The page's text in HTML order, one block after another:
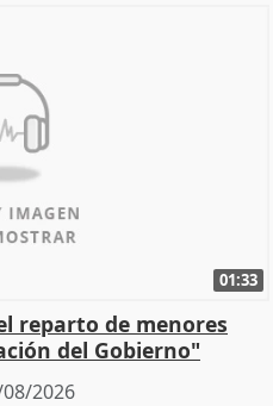
01:33
reparto de menores
del Gobierno"
2026